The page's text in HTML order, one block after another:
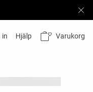
in Hjälp Varukorg